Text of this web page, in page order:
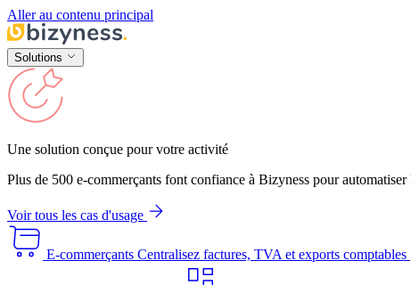
Aller au contenu principal
Solutions
Une solution conçue pour votre activité
Plus de 500 e-commerçants font confiance à Bizyness pour
Voir tous les cas d'usage
E-commerçants Centralisez factures, TVA et exports comptables